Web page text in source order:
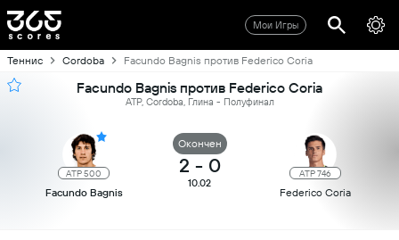
Мои Игры
Теннис Cordoba Facundo Bagnis против Federico Coria
Facundo Bagnis против Federico Coria
ATP, Cordoba, Глина - Полуфинал
ATP 500
Facundo Bagnis
Oкончен
2 - 0
10.02
ATP 746
Federico Coria